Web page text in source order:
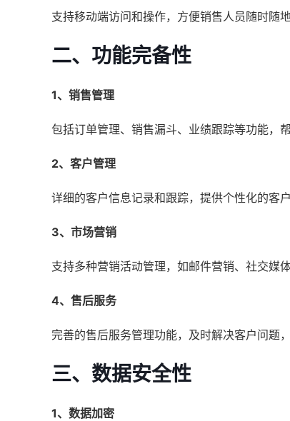
支持移动端访问和操作，方便销售人员随时随
二、功能完备性
1、销售管理
包括订单管理、销售漏斗、业绩跟踪等功能，
2、客户管理
详细的客户信息记录和跟踪，提供个性化的客
3、市场营销
支持多种营销活动管理，如邮件营销、社交媒
4、售后服务
完善的售后服务管理功能，及时解决客户问题
三、数据安全性
1、数据加密